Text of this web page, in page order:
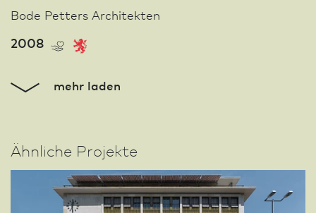
Bode Petters Architekten
2008
mehr laden
Ähnliche Projekte